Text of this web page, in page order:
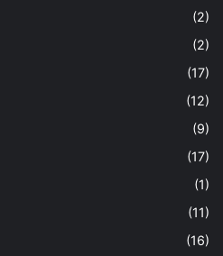
(2)
(2)
(17)
(12)
(9)
(17)
(1)
(11)
(16)